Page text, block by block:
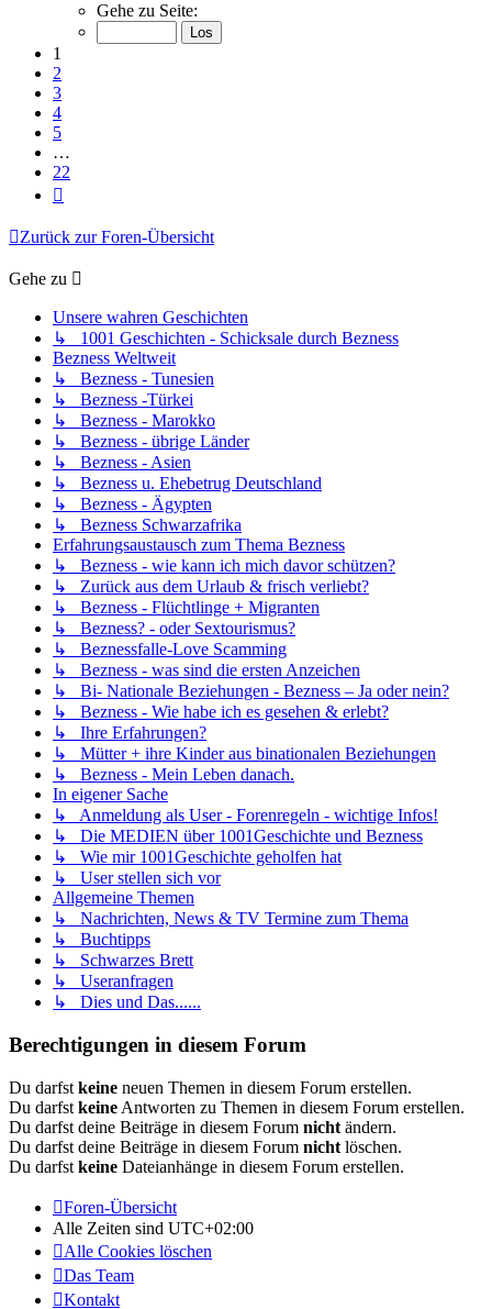
von
Gehe zu Seite:
1
2
3
4
5
…
22
Zurück zur Foren-Übersicht
Gehe zu
Unsere wahren Geschichten
↳ 1001 Geschichten - Schicksale durch Bezness
Bezness Weltweit
↳ Bezness - Tunesien
↳ Bezness -Türkei
↳ Bezness - Marokko
↳ Bezness - übrige Länder
↳ Bezness - Asien
↳ Bezness u. Ehebetrug Deutschland
↳ Bezness - Ägypten
↳ Bezness Schwarzafrika
Erfahrungsaustausch zum Thema Bezness
↳ Bezness - wie kann ich mich davor schützen?
↳ Zurück aus dem Urlaub & frisch verliebt?
↳ Bezness - Flüchtlinge + Migranten
↳ Bezness? - oder Sextourismus?
↳ Beznessfalle-Love Scamming
↳ Bezness - was sind die ersten Anzeichen
↳ Bi- Nationale Beziehungen - Bezness – Ja oder nein?
↳ Bezness - Wie habe ich es gesehen & erlebt?
↳ Ihre Erfahrungen?
↳ Mütter + ihre Kinder aus binationalen Beziehungen
↳ Bezness - Mein Leben danach.
In eigener Sache
↳ Anmeldung als User - Forenregeln - wichtige Infos!
↳ Die MEDIEN über 1001Geschichte und Bezness
↳ Wie mir 1001Geschichte geholfen hat
↳ User stellen sich vor
Allgemeine Themen
↳ Nachrichten, News & TV Termine zum Thema
↳ Buchtipps
↳ Schwarzes Brett
↳ Useranfragen
↳ Dies und Das......
Berechtigungen in diesem Forum
Du darfst keine neuen Themen in diesem Forum erstellen.
Du darfst keine Antworten zu Themen in diesem Forum erstellen.
Du darfst deine Beiträge in diesem Forum nicht ändern.
Du darfst deine Beiträge in diesem Forum nicht löschen.
Du darfst keine Dateianhänge in diesem Forum erstellen.
Foren-Übersicht
Alle Zeiten sind UTC+02:00
Alle Cookies löschen
Das Team
Kontakt